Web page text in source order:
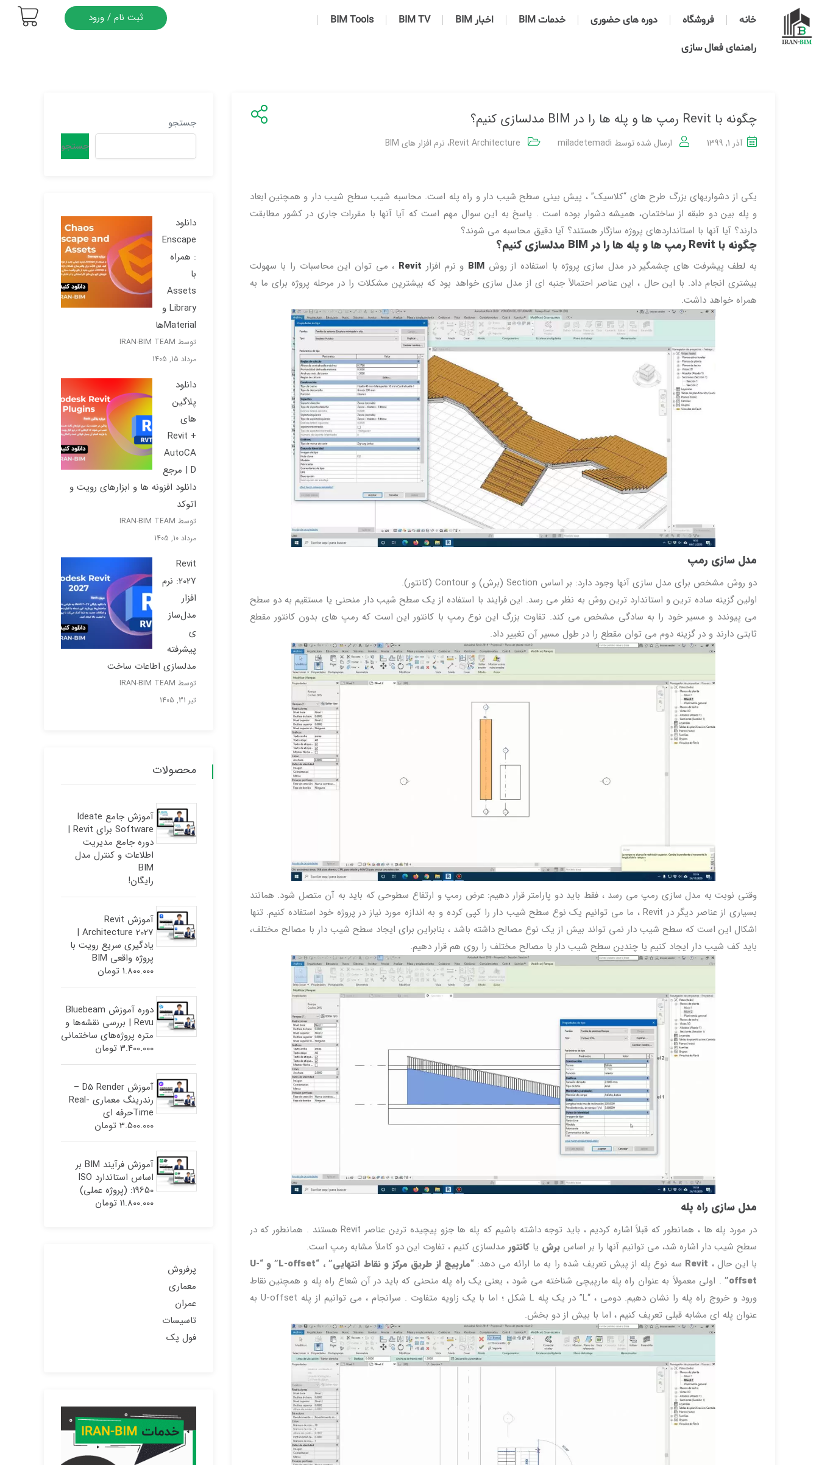
خانه فروشگاه دوره های حضوری خدمات BIM اخبار BIM BIM TV
BIM Tools
راهنمای فعال سازی
ثبت نام / ورود
چگونه با Revit رمپ ها و پله ها را در BIM مدلسازی کنیم؟
آذر 1, 1399 ارسال شده توسط miladetemadi
Revit Architecture، نرم افزار های BIM
یکی از دشواریهای بزرگ طرح های “کلاسیک” ، پیش بینی سطح شیب دار و راه پله است. محاسبه شیب سطح شیب دار و همچنین ابعاد
و پله بین دو طبقه از ساختمان، همیشه دشوار بوده است . پاسخ به این سوال مهم است که آیا آنها با مقررات جاری در کشور مطابقت
دارند؟ آیا آنها با استانداردهای پروژه سازگار هستند؟ آیا دقیق محاسبه می شوند؟
چگونه با Revit رمپ ها و پله ها را در BIM مدلسازی کنیم؟
به لطف پیشرفت های چشمگیر در مدل سازی پروژه با استفاده از روشBIM و نرم افزار Revit ، می توان این محاسبات را با سهولت
بیشتری انجام داد. با این حال ، این عناصر احتمالاً جنبه ای از مدل سازی خواهد بود که بیشترین مشکلات را در مرحله پروژه برای ما به
همراه خواهد داشت.
مدل سازی رمپ
دو روش مشخص برای مدل سازی آنها وجود دارد: بر اساس Section (برش) و Contour (کانتور).
اولین گزینه ساده ترین و استاندارد ترین روش به نظر می رسد. این فرایند با استفاده از یک سطح شیب دار منحنی یا مستقیم به دو سطح
می پیوندد و مسیر خود را به سادگی مشخص می کند. تفاوت بزرگ این نوع رمپ با کانتور این است که رمپ های بدون کانتور مقطع
ثابتی دارند و در گزینه دوم می توان مقطع را در طول مسیر آن تغییر داد.
وقتی نوبت به مدل سازی رمپ می رسد ، فقط باید دو پارامتر قرار دهیم: عرض رمپ و ارتفاع سطوحی که باید به آن متصل شود. همانند
بسیاری از عناصر دیگر در Revit ، ما می توانیم یک نوع سطح شیب دار را کپی کرده و به اندازه مورد نیاز در پروژه خود استفاده کنیم. تنها
اشکال این است که سطح شیب دار نمی تواند بیش از یک نوع مصالح داشته باشد ، بنابراین برای ایجاد سطح شیب دار با مصالح مختلف،
باید کف شیب دار ایجاد کنیم یا چندین سطح شیب دار با مصالح مختلف را روی هم قرار دهیم.
مدل سازی راه پله
در مورد پله ها ، همانطور که قبلاً اشاره کردیم ، باید توجه داشته باشیم که پله ها جزو پیچیده ترین عناصر Revit هستند . همانطور که در
سطح شیب دار اشاره شد، می توانیم آنها را بر اساس برش یا کانتور مدلسازی کنیم ، تفاوت این دو کاملاً مشابه رمپ است.
با این حال ، Revit سه نوع پله از پیش تعریف شده را به ما ارائه می دهد:
“مارپیچ از طریق مرکز و نقاط انتهایی” ، “L-offset” و “U-
offset” . اولی معمولاً به عنوان راه پله مارپیچی شناخته می شود ، یعنی یک راه پله منحنی که باید در آن شعاع راه پله و همچنین نقاط
ورود و خروج راه پله را نشان دهیم. دومی ، “L” در یک پله L شکل ؛ اما با یک زاویه متفاوت . سرانجام ، می توانیم از پله U-offset به
عنوان پله ای مشابه قبلی تعریف کنیم ، اما با بیش از دو بخش.
جستجو
جستجو
دانلود
Enscape
: همراه
با
Assets
Library و
Materialها
توسط IRAN-BIM TEAM
مرداد 15, 1405
دانلود
پلاگین
های
Revit +
AutoCA
D | مرجع
دانلود افزونه ها و ابزارهای رویت و
اتوکد
توسط IRAN-BIM TEAM
مرداد 10, 1405
Revit
2027: نرم
افزار
مدل‌ساز
ی
پیشرفته
مدلسازی اطاعات ساخت
توسط IRAN-BIM TEAM
تیر 31, 1405
محصولات
آموزش جامع Ideate
Software برای Revit |
دوره جامع مدیریت
اطلاعات و کنترل مدل
BIM
رایگان!
آموزش Revit
Architecture 2027 |
یادگیری سریع رویت با
پروژه واقعی BIM
1.800.000 تومان
دوره آموزش Bluebeam
Revu | بررسی نقشه‌ها و
متره پروژه‌های ساختمانی
3.400.000 تومان
آموزش D5 Render –
رندرینگ معماری Real-
Timeحرفه ای
3.500.000 تومان
آموزش فرآیند BIM بر
اساس استاندارد ISO
19650: (پروژه عملی)
11.800.000 تومان
پرفروش
معماری
عمران
تاسیسات
فول پک